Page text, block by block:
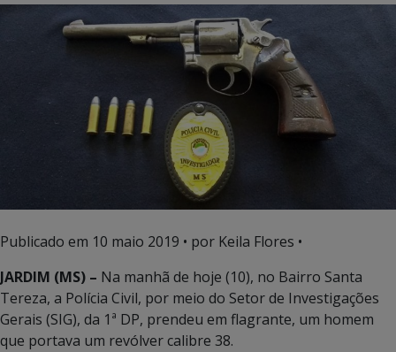
Publicado em 10 maio 2019 • por Keila Flores •
JARDIM (MS) – Na manhã de hoje (10), no Bairro Santa
Tereza, a Polícia Civil, por meio do Setor de Investigações
Gerais (SIG), da 1ª DP, prendeu em flagrante, um homem
que portava um revólver calibre 38.